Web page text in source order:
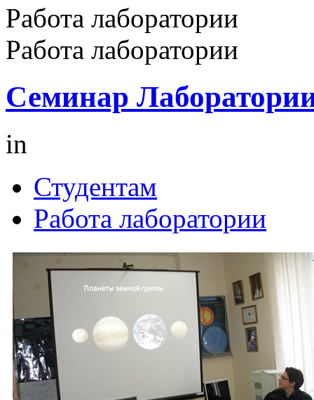
Работа лаборатории
Работа лаборатории
Семинар
in
Студентам
Работа лаборатории